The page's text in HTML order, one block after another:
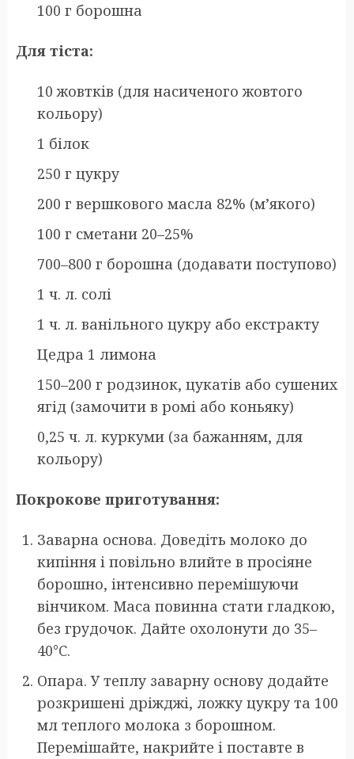
100 г борошна
Для тіста:
10 жовтків (для насиченого жовтого
кольору)
1 білок
250 г цукру
200 г вершкового масла 82% (м’якого)
100 г сметани 20–25%
700–800 г борошна (додавати поступово)
1 ч. л. солі
1 ч. л. ванільного цукру або екстракту
Цедра 1 лимона
150–200 г родзинок, цукатів або сушених
ягід (замочити в ромі або коньяку)
0,25 ч. л. куркуми (за бажанням, для
кольору)
Покрокове приготування:
Заварна основа. Доведіть молоко до
кипіння і повільно влийте в просіяне
борошно, інтенсивно перемішуючи
вінчиком. Маса повинна стати гладкою,
без грудочок. Дайте охолонути до 35–
40°C.
Опара. У теплу заварну основу додайте
розкришені дріжджі, ложку цукру та 100
мл теплого молока з борошном.
Перемішайте, накрийте і поставте в